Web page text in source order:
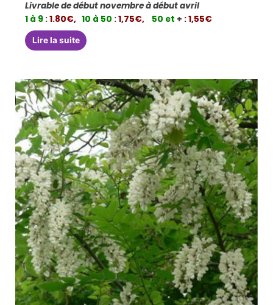
Livrable de début novembre à début avril
1 à 9 :1.80€, 10 à 50 :1,75€, 50 et + : 1,55€
Lire la suite